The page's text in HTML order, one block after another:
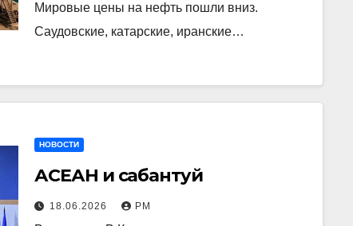
Мировые цены на нефть пошли вниз.
Саудовские, катарские, иранские…
НОВОСТИ
АСЕАН и сабантуй
18.06.2026 РМ